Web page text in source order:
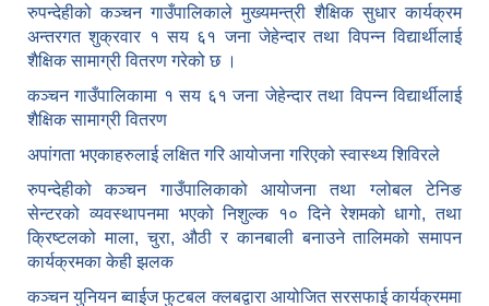
रुपन्देहीको कञ्चन गाउँपालिकाले मुख्यमन्त्री शैक्षिक सुधार कार्यक्रम
अन्तरगत शुक्रवार १ सय ६१ जना जेहेन्दार तथा विपन्न विद्यार्थीलाई
शैक्षिक सामाग्री वितरण गरेको छ ।
कञ्चन गाउँपालिकामा १ सय ६१ जना जेहेन्दार तथा विपन्न विद्यार्थीलाई
शैक्षिक सामाग्री वितरण
अपांगता भएकाहरुलाई लक्षित गरि आयोजना गरिएको स्वास्थ्य शिविरले
रुपन्देहीको कञ्चन गाउँपालिकाको आयोजना तथा ग्लोबल टेनिङ
सेन्टरको व्यवस्थापनमा भएको निशुल्क १० दिने रेशमको धागो, तथा
क्रिष्टलको माला, चुरा, औठी र कानबाली बनाउने तालिमको समापन
कार्यक्रमका केही झलक
कञ्चन युनियन ब्वाईज फुटबल क्लबद्वारा आयोजित सरसफाई कार्यक्रममा